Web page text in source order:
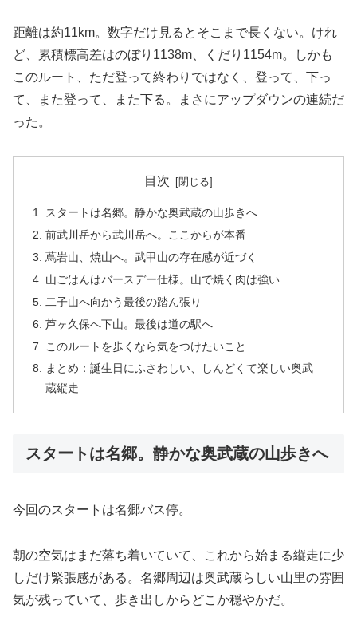
距離は約11km。数字だけ見るとそこまで長くない。けれ
ど、累積標高差はのぼり1138m、くだり1154m。しかも
このルート、ただ登って終わりではなく、登って、下っ
て、また登って、また下る。まさにアップダウンの連続だ
った。
目次
スタートは名郷。静かな奥武蔵の山歩きへ
前武川岳から武川岳へ。ここからが本番
蔦岩山、焼山へ。武甲山の存在感が近づく
山ごはんはバースデー仕様。山で焼く肉は強い
二子山へ向かう最後の踏ん張り
芦ヶ久保へ下山。最後は道の駅へ
このルートを歩くなら気をつけたいこと
まとめ：誕生日にふさわしい、しんどくて楽しい奥武
蔵縦走
スタートは名郷。静かな奥武蔵の山歩きへ
今回のスタートは名郷バス停。
朝の空気はまだ落ち着いていて、これから始まる縦走に少
しだけ緊張感がある。名郷周辺は奥武蔵らしい山里の雰囲
気が残っていて、歩き出しからどこか穏やかだ。